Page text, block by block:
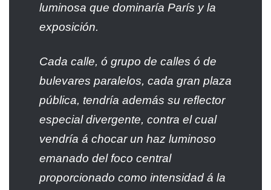
luminosa que dominaría París y la
exposición.
Cada calle, ó grupo de calles ó de
bulevares paralelos, cada gran plaza
pública, tendría además su reflector
especial divergente, contra el cual
vendría á chocar un haz luminoso
emanado del foco central
proporcionado como intensidad á la